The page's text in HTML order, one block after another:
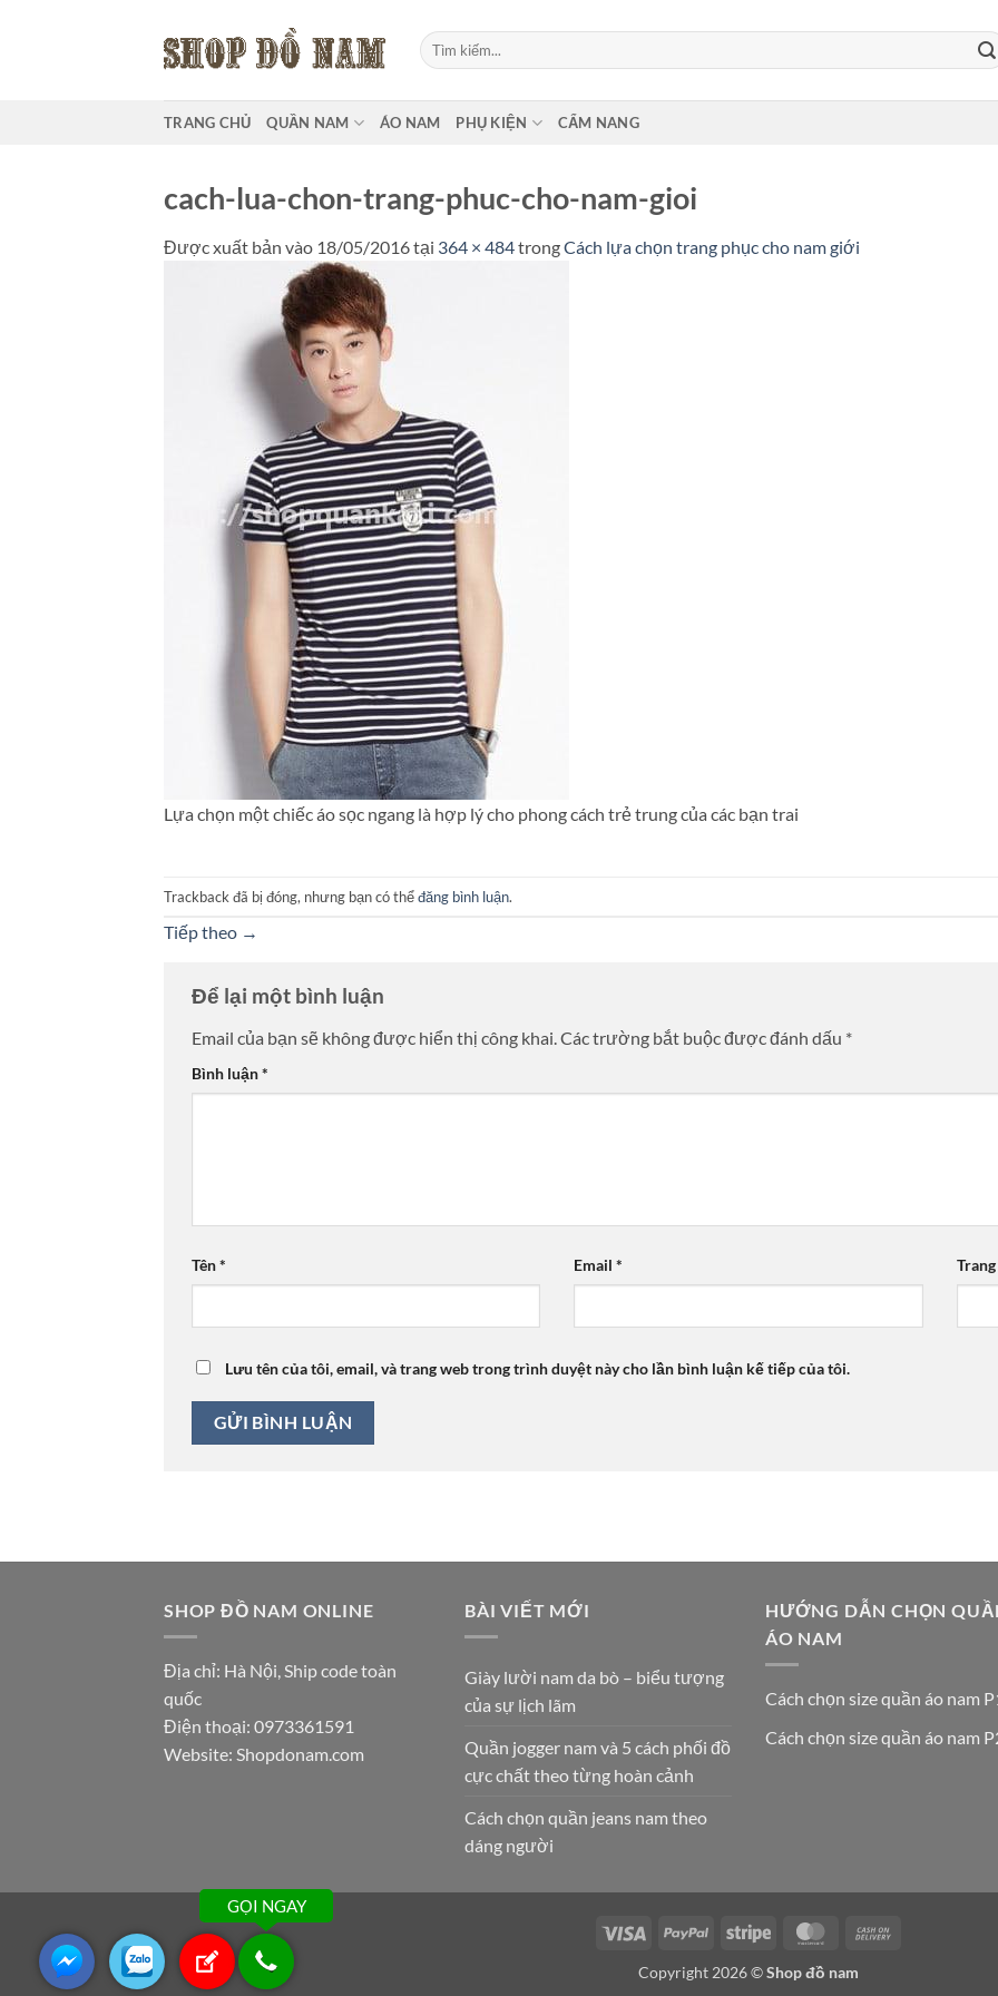
Tìm
kiếm:
TRANG CHỦ QUẦN NAM ÁO NAM PHỤ KIỆN CẨM NANG
cach-lua-chon-trang-phuc-cho-nam-gioi
Được xuất bản vào 18/05/2016tại 364 × 484trongCách lựa chọn trang phục cho nam giới
Lựa chọn một chiếc áo sọc ngang là hợp lý cho phong cách trẻ trung của các bạn trai
Trackback đã bị đóng, nhưng bạn có thểđăng bình luận.
Tiếp theo →
Để lại một bình luận
Email của bạn sẽ không được hiển thị công khai.Các trường bắt buộc được đánh dấu *
Bình luận*
Tên* Email*
Lưu tên của tôi, email, và trang web trong trình duyệt này cho lần bình luận kế tiếp của tôi.
SHOP ĐỒ NAM ONLINE
Địa chỉ: Hà Nội, Ship code toàn
quốc
Điện thoại: 0973361591
Website: Shopdonam.com
BÀI VIẾT MỚI
Giày lười nam da bò – biểu tượng
của sự lịch lãm
Quần jogger nam và 5 cách phối đồ
cực chất theo từng hoàn cảnh
Cách chọn quần jeans nam theo
dáng người
HƯỚNG DẪN CHỌN
ÁO NAM
Cách chọn size quần áo nam
Cách chọn size quần áo nam
Visa PayPal Stripe MasterCard
Copyright 2026 ©Shop đồ nam
GỌI NGAY